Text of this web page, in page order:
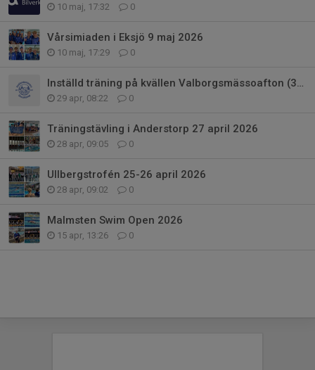
10 maj, 17:32 0
Vårsimiaden i Eksjö 9 maj 2026
10 maj, 17:29 0
Inställd träning på kvällen Valborgsmässoafton (30/4)
29 apr, 08:22 0
Träningstävling i Anderstorp 27 april 2026
28 apr, 09:05 0
Ullbergstrofén 25-26 april 2026
28 apr, 09:02 0
Malmsten Swim Open 2026
15 apr, 13:26 0